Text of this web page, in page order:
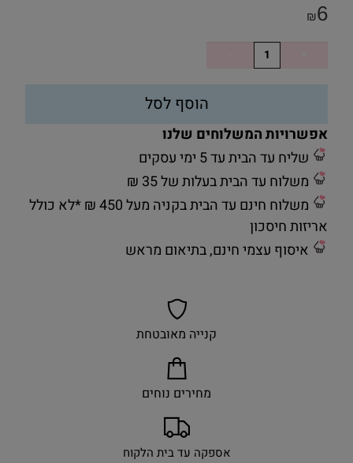
₪6
הוסף לסל
אפשרויות המשלוחים שלנו
שליח עד הבית עד 5 ימי עסקים
משלוח עד הבית בעלות של 35 ₪
משלוח חינם עד הבית בקניה מעל 450 ₪ *לא כולל
אריזות חיסכון
איסוף עצמי חינם, בתיאום מראש
קנייה מאובטחת
מחירים נוחים
אספקה עד בית הלקוח